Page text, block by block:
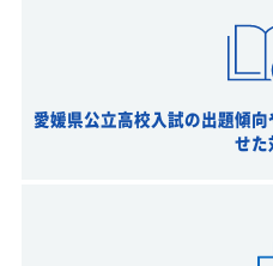
愛媛県公立高校入試の出題傾
せた